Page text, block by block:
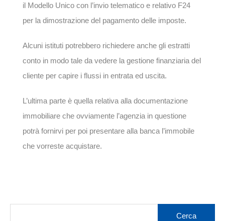
il Modello Unico con l’invio telematico e relativo F24
per la dimostrazione del pagamento delle imposte.
Alcuni istituti potrebbero richiedere anche gli estratti
conto in modo tale da vedere la gestione finanziaria del
cliente per capire i flussi in entrata ed uscita.
L’ultima parte è quella relativa alla documentazione
immobiliare che ovviamente l’agenzia in questione
potrà fornirvi per poi presentare alla banca l’immobile
che vorreste acquistare.